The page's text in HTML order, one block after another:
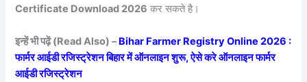
Certificate Download 2026 कर सकते है।
इन्हें भी पढ़ें (Read Also) –Bihar Farmer Registry Online 2026 :
फार्मर आईडी रजिस्ट्रेशन बिहार में ऑनलाइन शुरू, ऐसे करे ऑनलाइन फार्मर
आईडी रजिस्ट्रेशन